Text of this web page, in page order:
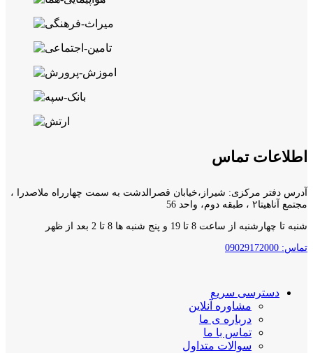
اطلاعات تماس
آدرس دفتر مرکزی: شیراز،خیابان قصرالدشت به سمت چهارراه ملاصدرا ،
مجتمع آناهیتا۲ ، طبقه دوم، واحد 56
شنبه تا چهارشنبه از ساعت 8 تا 19 و پنج شنبه ها 8 تا 2 بعد از ظهر
تماس: 09029172000
دسترسی سریع
مشاوره آنلاین
درباره ی ما
تماس با ما
سوالات متداول